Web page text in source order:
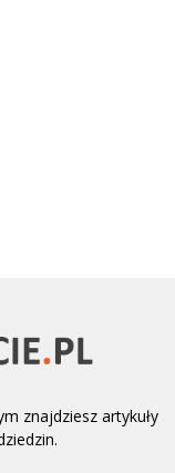
znajdziesz artykuły